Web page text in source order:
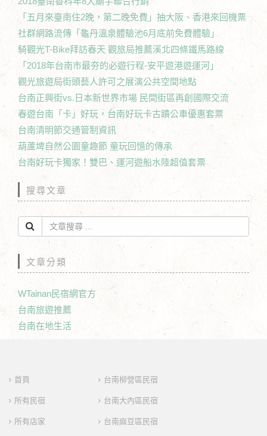
「五月來臺南住2晚，第二晚免費」抽大阪、香港來回機票
社群網路流傳「龜丹溫泉體驗池6月底前免費體驗」
騎觀光T-Bike拜訪春天 觀旅局推薦溪北四條鐵馬路線
「2018年台南市最夯的必遊行程-安平遊港遊運河」
觀光旅遊局街頭藝人許可之展演公共空間地點
台南正興街vs.日本新世界市場 民間街區再創國際交流
春遊台南「卡」好玩，台南好玩卡古蹟公車優惠套票
台南清明節交通管制資訊
葫蘆埤自然公園童趣節 童玩回憶的傳承
台南好玩卡獨家！雙巴、運河遊船水陸超值套票
搜尋文章
文章分類
WTainan民宿網官方
台南旅遊推薦
台南在地生活
首頁
所有民宿
所有店家
台南柳營區民宿
台南大內區民宿
台南麻豆區民宿